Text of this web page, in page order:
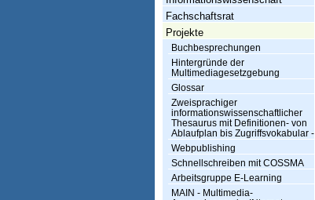
h
t
u
n
g
n
f
o
Fachschaftsrat
Projekte
Buchbesprechungen
Hintergründe der
Multimediagesetzgebung
Glossar
Zweisprachiger
informationswissenschaftlicher
Thesaurus mit Definitionen- von
Ablaufplan bis Zugriffsvokabular -
Webpublishing
Schnellschreiben mit COSSMA
Arbeitsgruppe E-Learning
MAIN - Multimedia-